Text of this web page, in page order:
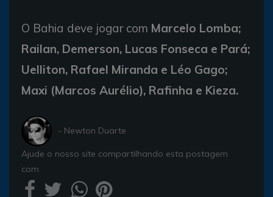
O Bahia deve jogar com Marcelo Lomba;
Railan, Demerson, Lucas Fonseca e Pará;
Uelliton, Rafael Miranda e Léo Gago;
Maxi (Marcos Aurélio), Rafinha e Kieza.
- Newton Duarte
Ajude o nosso site compartilhando esta postagem
com